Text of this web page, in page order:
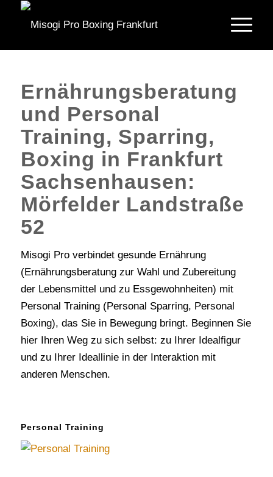
Ernährungsberatung
und Personal
Training, Sparring,
Boxing in Frankfurt
Sachsenhausen:
Mörfelder Landstraße
52
Misogi Pro verbindet gesunde Ernährung
(Ernährungsberatung zur Wahl und Zubereitung
der Lebensmittel und zu Essgewohnheiten) mit
Personal Training (Personal Sparring, Personal
Boxing), das Sie in Bewegung bringt. Beginnen Sie
hier Ihren Weg zu sich selbst: zu Ihrer Idealfigur
und zu Ihrer Ideallinie in der Interaktion mit
anderen Menschen.
Personal Training